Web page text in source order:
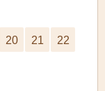
20 21 22